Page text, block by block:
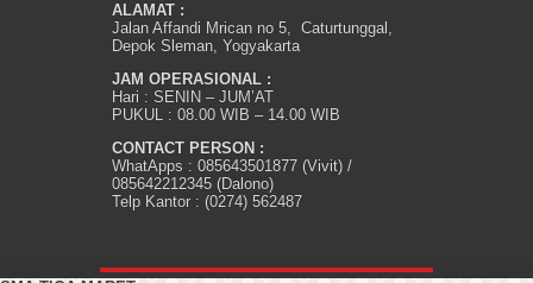
ALAMAT :
Jalan Affandi Mrican no 5, Caturtunggal,
Depok Sleman, Yogyakarta
JAM OPERASIONAL :
Hari : SENIN – JUM’AT
PUKUL : 08.00 WIB – 14.00 WIB
CONTACT PERSON :
WhatApps : 085643501877 (Vivit) /
085642212345 (Dalono)
Telp Kantor : (0274) 562487